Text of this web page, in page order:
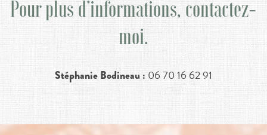
Pour plus d’informations, contactez-
moi.
Stéphanie Bodineau : 06 70 16 62 91